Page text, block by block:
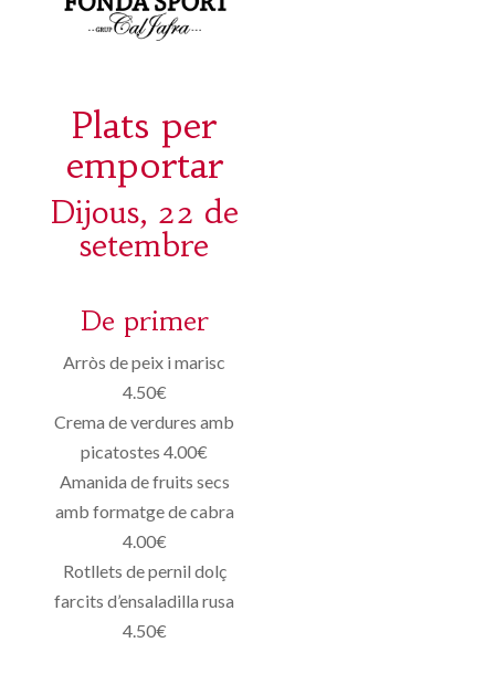
Plats per
emportar
Dijous, 22 de
setembre
De primer
Arròs de peix i marisc
4.50€
Crema de verdures amb
picatostes 4.00€
Amanida de fruits secs
amb formatge de cabra
4.00€
Rotllets de pernil dolç
farcits d’ensaladilla rusa
4.50€